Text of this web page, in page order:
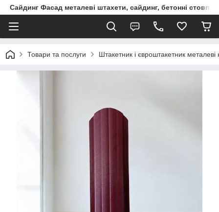
Сайдинг Фасад металеві штахети, сайдинг, бетонні
Товари та послуги Штакетник і євроштакетник